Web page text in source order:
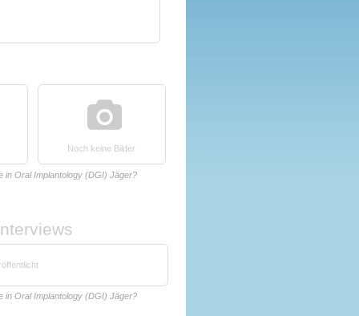
Noch keine Bilder
in Oral Implantology (DGI) Jäger?
in Oral Implantology (DGI) Jäger?